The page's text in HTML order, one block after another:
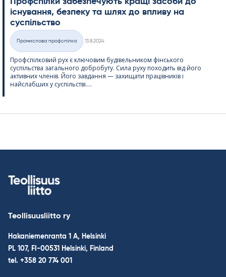
існування, безпеку та шлях до впливу на
суспільство
Категорії
Промислова профспілка
13.8.2024
Профспілковий рух є ключовим будівельником фінського
суспільства загального добробуту. Сила руху походить від його
активних членів. Його завдання — захищати працівників і
найслабших у суспільстві....
Teollisuusliitto ry
Hakaniemenranta 1 A, Helsinki
PL 107, FI-00531 Helsinki, Finland
tel. +358 20 774 001